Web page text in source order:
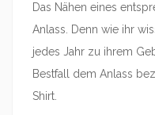
Das Nähen eines
Anlass. Denn wie ihr
jedes Jahr zu ihrem
Bestfall dem Anlass
Shirt.